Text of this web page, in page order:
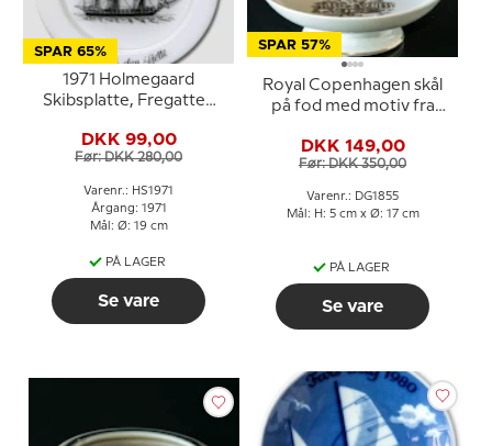
SPAR 65%
1971 Holmegaard
Skibsplatte, Fregatten
DKK 99,00
Før: DKK 280,00
Varenr.: HS1971
Årgang: 1971
Mål: Ø: 19 cm
PÅ LAGER
Se vare
SPAR 57%
Royal Copenhagen skål
på fod med motiv fra
Svinedrengen
DKK 149,00
Før: DKK 350,00
Varenr.: DG1855
Mål: H: 5 cm x Ø: 17 cm
PÅ LAGER
Se vare